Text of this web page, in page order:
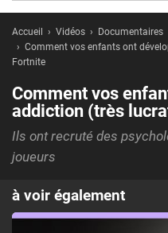
Accueil Vidéos
Documentaires
Comment vos enfants ont
Fortnite
Comment vos
addiction (très
Ils ont recruté des
joueurs
à voir également